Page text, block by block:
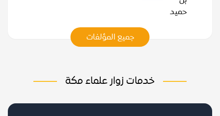
جميع المؤلفات
خدمات زوار علماء مكة